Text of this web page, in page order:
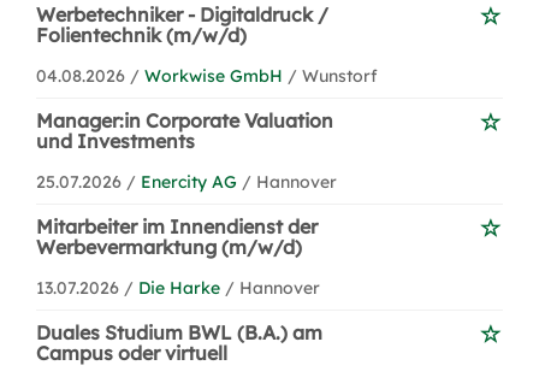
Werbetechniker - Digitaldruck /
Folientechnik (m/w/d)
04.08.2026 / Workwise GmbH / Wunstorf
Manager:in Corporate Valuation
und Investments
25.07.2026 / Enercity AG / Hannover
Mitarbeiter im Innendienst der
Werbevermarktung (m/w/d)
13.07.2026 / Die Harke / Hannover
Duales Studium BWL (B.A.) am
Campus oder virtuell